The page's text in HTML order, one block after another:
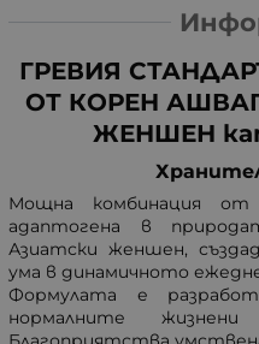
ГРЕВИЯ
ОТ КОРЕН
ЖЕНШЕН
Мощна комбинация от
адаптогена в
Азиатски женшен,
ума в динамичното
Формулата е
нормалните